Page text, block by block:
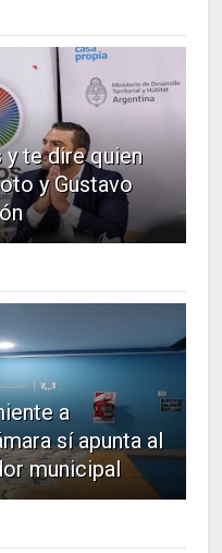
y te dire quien
y Gustavo
a
sí apunta al
municipal